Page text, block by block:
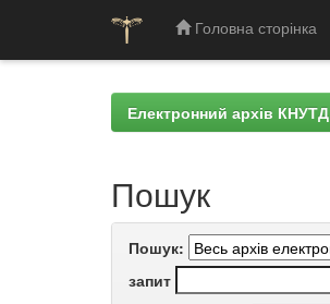
Головна сторінка
Електронний архів КНУТД
Пошук
Пошук:
запит